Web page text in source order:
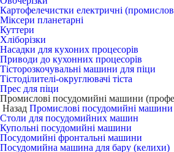
Картофелечистки електричні
Міксери планетарні
Куттери
Хліборізки
Насадки для кухоних процесорів
Приводи до кухонних процесорів
Тісторозкочувальні машини для піци
Тістоділителі-округлювачі тіста
Прес для піци
Промислові посудомийні машини
Назад Промислові посудомийні машини
Столи для посудомийних машин
Купольні посудомийні машини
Посудомийні фронтальні машини
Посудомийна машина для бару (келихи)